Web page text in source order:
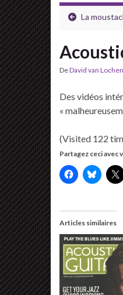
La
DeDavid van
Des vidéos
«
(Visited 122
Partagez ceci avec
Articles similaires